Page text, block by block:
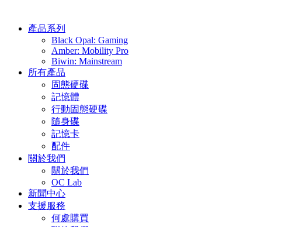
產品系列
Black Opal: Gaming
Amber: Mobility Pro
Biwin: Mainstream
所有產品
固態硬碟
記憶體
行動固態硬碟
隨身碟
記憶卡
配件
關於我們
關於我們
OC Lab
新聞中心
支援服務
何處購買